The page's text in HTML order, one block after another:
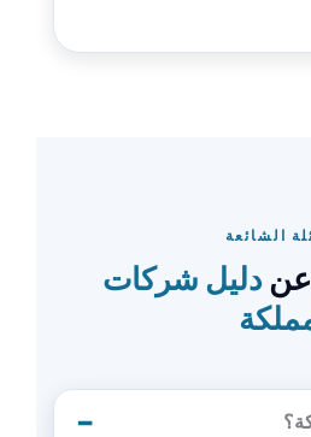
الشائعة
عن دليل شركات